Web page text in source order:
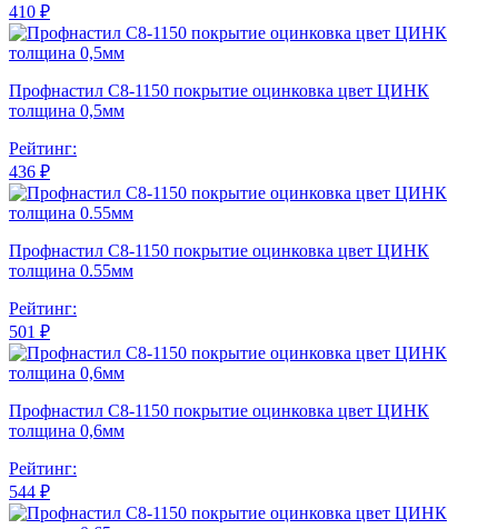
410 ₽
Профнастил С8-1150 покрытие оцинковка цвет ЦИНК
толщина 0,5мм
Рейтинг:
436 ₽
Профнастил С8-1150 покрытие оцинковка цвет ЦИНК
толщина 0.55мм
Рейтинг:
501 ₽
Профнастил С8-1150 покрытие оцинковка цвет ЦИНК
толщина 0,6мм
Рейтинг:
544 ₽